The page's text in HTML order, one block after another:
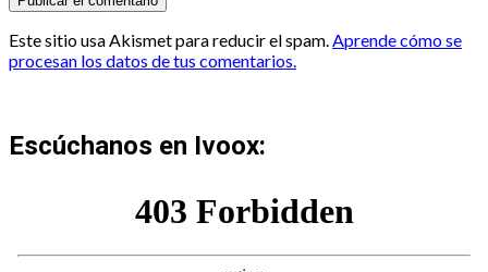
Este sitio usa Akismet para reducir el spam.Aprende cómo se
procesan los datos de tus comentarios.
Escúchanos en Ivoox: